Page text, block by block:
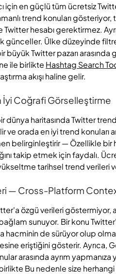
için en güçlü tüm ücretsiz
trend konuları
Twitter hesabı gerektirmez.
günceller. Ülke düzeyinde
büyük Twitter pazarı
ile birlikte Hashtag Search
akışı haline gelir.
İyi Coğrafi Görselleştirme
dünya haritasında Twitter
ve orada en iyi trend konuları
belirginleştirir — Özellikle
takip etmek için faydalı.
tarihsel trend verileri
— Cross-Platform
özgü verileri
sunuyor. Bir konu
de sürüyor olup
eriştiğini gösterir.
arasında ayrım yapmanıza
Bu nedenle size